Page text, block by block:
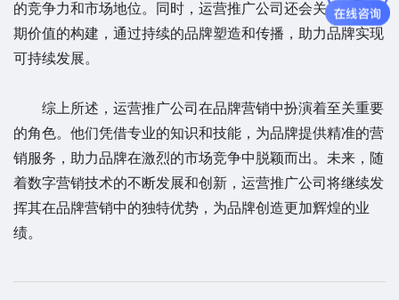
的竞争力和市场地位。同时，运营推广公司还会关注品牌长
期价值的构建，通过持续的品牌塑造和传播，助力品牌实现
可持续发展。
综上所述，运营推广公司在品牌营销中扮演着至关重要
的角色。他们凭借专业的知识和技能，为品牌提供精准的营
销服务，助力品牌在激烈的市场竞争中脱颖而出。未来，随
着数字营销技术的不断发展和创新，运营推广公司将继续发
挥其在品牌营销中的独特优势，为品牌创造更加辉煌的业
绩。